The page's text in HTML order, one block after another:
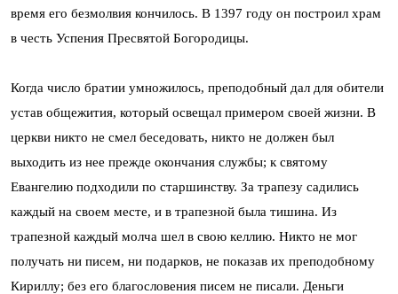
время его безмолвия кончилось. В 1397 году он построил храм
в честь Успения Пресвятой Богородицы.
Когда число братии умножилось, преподобный дал для обители
устав общежития, который освещал примером своей жизни. В
церкви никто не смел беседовать, никто не должен был
выходить из нее прежде окончания службы; к святому
Евангелию подходили по старшинству. За трапезу садились
каждый на своем месте, и в трапезной была тишина. Из
трапезной каждый молча шел в свою келлию. Никто не мог
получать ни писем, ни подарков, не показав их преподобному
Кириллу; без его благословения писем не писали. Деньги